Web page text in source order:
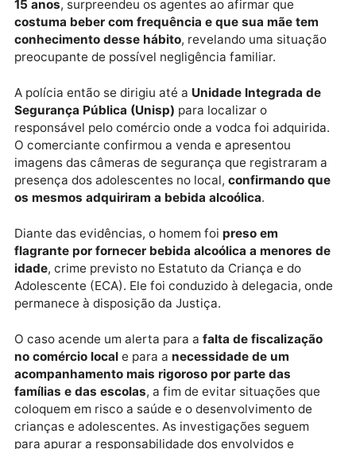
garrafa para entrar com ela na instituiçãosem
percebidas.
Além dos três jovens inicialmente identificados,
alunos também participaram do consumo da bebida
alcoólica dentro da sala. Uma das garotas, de
15 anos, surpreendeu os agentes ao afirmar que
costuma beber com frequência e que sua mãe tem
conhecimento desse hábito, revelando uma
preocupante de possível negligência familiar.
A polícia então se dirigiu até a Unidade Integrada de
Segurança Pública (Unisp) para localizar o
responsável pelo comércio onde a vodca foi
O comerciante confirmou a venda e apresentou
imagens das câmeras de segurança que registraram
os mesmos adquiriram a bebida alcoólica.
Diante das evidências, o homem foipreso em
flagrante por fornecer bebida alcoólica a menores
idade, crime previsto no Estatuto da Criança e do
Adolescente (ECA). Ele foi conduzido à delegacia,